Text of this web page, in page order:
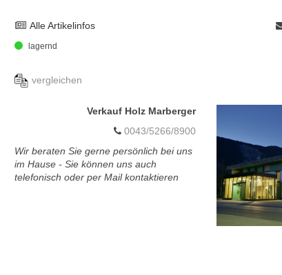
Alle Artikelinfos
lagernd
vergleichen
Verkauf Holz Marberger
0043/5266/8900
Wir beraten Sie gerne persönlich bei uns
im Hause - Sie können uns auch
telefonisch oder per Mail kontaktieren